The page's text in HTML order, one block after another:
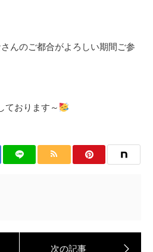
んのご都合がよろしい期間ご参
ております～